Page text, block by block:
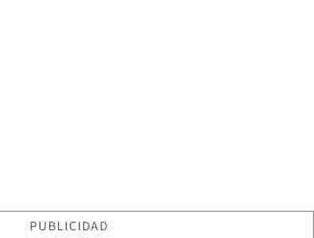
PUBLICIDAD